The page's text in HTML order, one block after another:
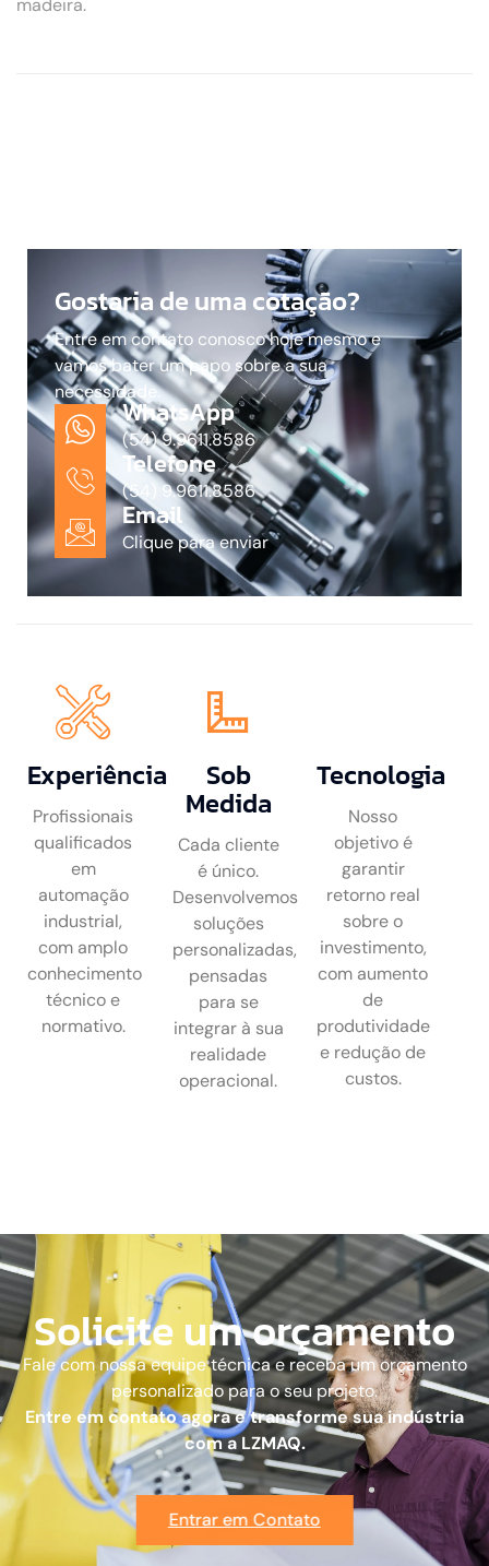
madeira.
Gostaria de uma cotação?
Entre em contato conosco hoje mesmo e
vamos bater um papo sobre a sua
necessidade.
WhatsApp
(54) 9.9611.8586
Telefone
(54) 9.9611.8586
Email
Clique para enviar
Experiência
Profissionais
qualificados
em
automação
industrial,
com amplo
conhecimento
técnico e
normativo.
Sob
Medida
Cada cliente
é único.
Desenvolvemos
soluções
personalizadas,
pensadas
para se
integrar à sua
realidade
operacional.
Tecnologia
Nosso
objetivo é
garantir
retorno real
sobre o
investimento,
com aumento
de
produtividade
e redução de
custos.
Solicite um orçamento
Fale com nossa equipe técnica e receba um orçamento
personalizado para o seu projeto.
Entre em contato agora e transforme sua indústria
com a LZMAQ.
Entrar em Contato